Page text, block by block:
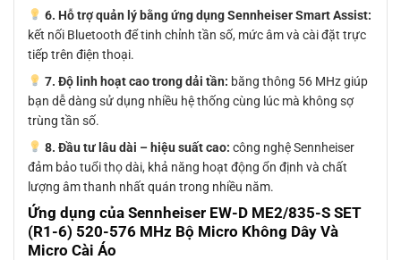
6. Hỗ trợ quản lý bằng ứng dụng Sennheiser Smart Assist:
kết nối Bluetooth để tinh chỉnh tần số, mức âm và cài đặt trực
tiếp trên điện thoại.
7. Độ linh hoạt cao trong dải tần: băng thông 56 MHz giúp
bạn dễ dàng sử dụng nhiều hệ thống cùng lúc mà không sợ
trùng tần số.
8. Đầu tư lâu dài – hiệu suất cao: công nghệ Sennheiser
đảm bảo tuổi thọ dài, khả năng hoạt động ổn định và chất
lượng âm thanh nhất quán trong nhiều năm.
Ứng dụng của Sennheiser EW-D ME2/835-S SET
(R1-6) 520-576 MHz Bộ Micro Không Dây Và
Micro Cài Áo